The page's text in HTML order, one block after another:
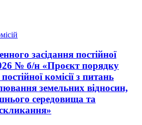
засідання постійної
№ б/н «Проєкт порядку
комісії з питань
земельних відносин,
середовища та